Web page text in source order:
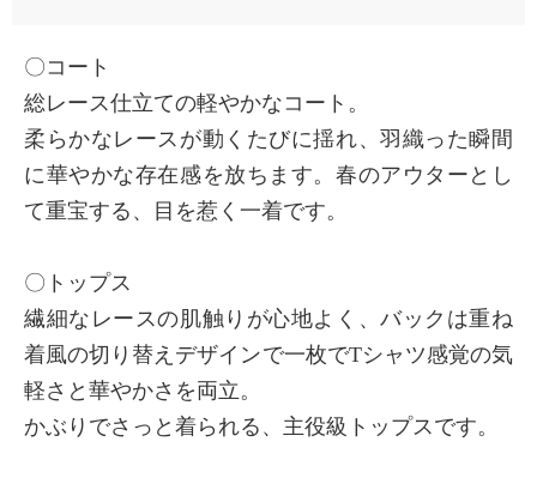
〇コート
総レース仕立ての軽やかなコート。
柔らかなレースが動くたびに揺れ、羽織った瞬間
に華やかな存在感を放ちます。春のアウターとし
て重宝する、目を惹く一着です。
〇トップス
繊細なレースの肌触りが心地よく、バックは重ね
着風の切り替えデザインで一枚でTシャツ感覚の気
軽さと華やかさを両立。
かぶりでさっと着られる、主役級トップスです。